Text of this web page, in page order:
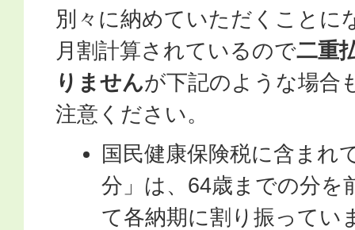
別々に納めていただくことに
月割計算されているので二重
りませんが下記のような場合
注意ください。
国民健康保険税に含まれ
分」は、64歳までの分を
て各納期に割り振ってい